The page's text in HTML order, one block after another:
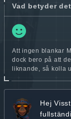
Vad betyder
Att ingen blankar
dock bero på att
liknande, så kolla
Hej